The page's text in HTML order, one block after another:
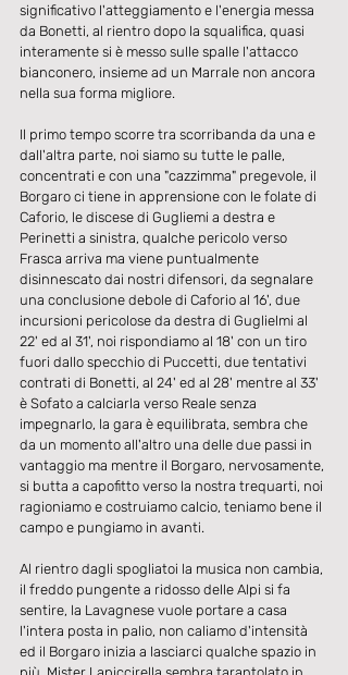
significativo l'atteggiamento e l'energia messa
da Bonetti, al rientro dopo la squalifica, quasi
interamente si è messo sulle spalle l'attacco
bianconero, insieme ad un Marrale non ancora
nella sua forma migliore.
Il primo tempo scorre tra scorribanda da una e
dall'altra parte, noi siamo su tutte le palle,
concentrati e con una "cazzimma" pregevole, il
Borgaro ci tiene in apprensione con le folate di
Caforio, le discese di Gugliemi a destra e
Perinetti a sinistra, qualche pericolo verso
Frasca arriva ma viene puntualmente
disinnescato dai nostri difensori, da segnalare
una conclusione debole di Caforio al 16', due
incursioni pericolose da destra di Guglielmi al
22' ed al 31', noi rispondiamo al 18' con un tiro
fuori dallo specchio di Puccetti, due tentativi
contrati di Bonetti, al 24' ed al 28' mentre al 33'
è Sofato a calciarla verso Reale senza
impegnarlo, la gara è equilibrata, sembra che
da un momento all'altro una delle due passi in
vantaggio ma mentre il Borgaro, nervosamente,
si butta a capofitto verso la nostra trequarti, noi
ragioniamo e costruiamo calcio, teniamo bene il
campo e pungiamo in avanti.
Al rientro dagli spogliatoi la musica non cambia,
il freddo pungente a ridosso delle Alpi si fa
sentire, la Lavagnese vuole portare a casa
l'intera posta in palio, non caliamo d'intensità
ed il Borgaro inizia a lasciarci qualche spazio in